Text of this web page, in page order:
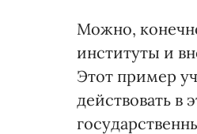
Можно,
институты и
Этот пример
действовать в